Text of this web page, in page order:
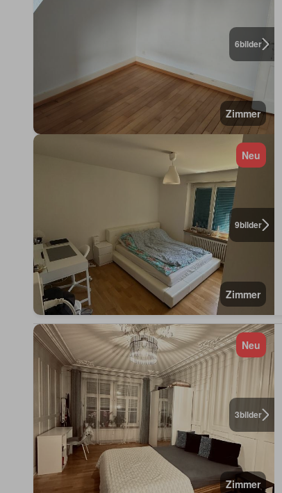
6bilder
Zimmer
9bilder
Neu
Zimmer
3bilder
Neu
Zimmer